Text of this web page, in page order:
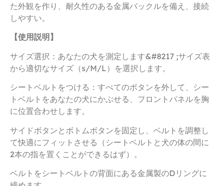
た外観を作り、耐久性のある金属バックルを備え、接続
しやすい。
【使用説明】
サイズ選択：あなたの犬を測定します&#8217 ;サイズ表
から適切なサイズ（s/M/L）を選択します。
シートベルトをつける：すべてのボタンを外して、シー
トベルトをあなたの犬にかぶせる、フロントパネルを胸
に位置合わせします。
サイドボタンとボトムボタンを固定し、ベルトを調整し
て快適にフィットさせる（シートベルトと犬の体の間に
2本の指を置くことができるはず）。
ベルトをシートベルトの背面にある金属製のDリングに